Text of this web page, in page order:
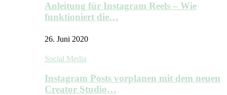
Anleitung für Instagram Reels – Wie
funktioniert die…
26. Juni 2020
Social Media
Instagram Posts vorplanen mit dem neuen
Creator Studio…